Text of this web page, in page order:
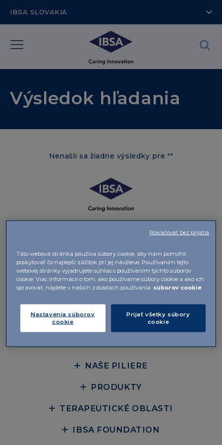
IBSA SLOVAKIA
Výsledok hľadania
Nenašli sa žiadne výsledky pre ""
IBSA Slovakia s.r.o.
811 07 Bratislava
+42 12 52620978
O NÁS
NAŠE PILIERE
PRODUKTY
TERAPEUTICKÉ OBLASTI
IBSA FOUNDATION
Táto webová stránka používa súbory cookie, aby nám pomohli
poskytovať čo najlepší zážitok pri jej návšteve. Používaním tejto
webovej stránky vyjadrujete súhlas s používaním týchto súborov
cookie. Viac informácií o tom, ako používame súbory cookie a ako ich
spravovať, nájdete v našich zásadách používania súborov cookie
Nastavenia súborov
cookie
Prijať všetky súbory
cookie
Pokračovať bez prijatia